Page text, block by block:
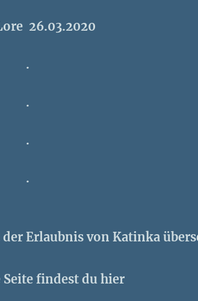
26.03.2020
.
.
.
.
Erlaubnis von Katinka
Seite findest du hier